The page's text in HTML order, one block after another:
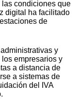
condiciones que
digital ha facilitado
de
y
empresarios y
a distancia de
a sistemas de
del IVA